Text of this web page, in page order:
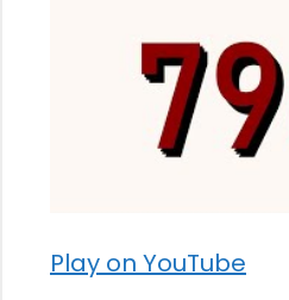
Play on YouTube